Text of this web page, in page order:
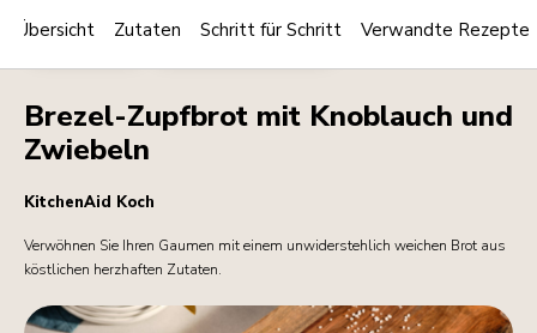
BACKWAREN FRÜHSTÜCK/BRUNCH Print
Share
Brezel-Zupfbrot mit Knoblauch und
Zwiebeln
KitchenAid Koch
Verwöhnen Sie Ihren Gaumen mit einem unwiderstehlich weichen Brot aus
köstlichen herzhaften Zutaten.
Übersicht Zutaten Schritt für Schritt Verwandte Rezepte